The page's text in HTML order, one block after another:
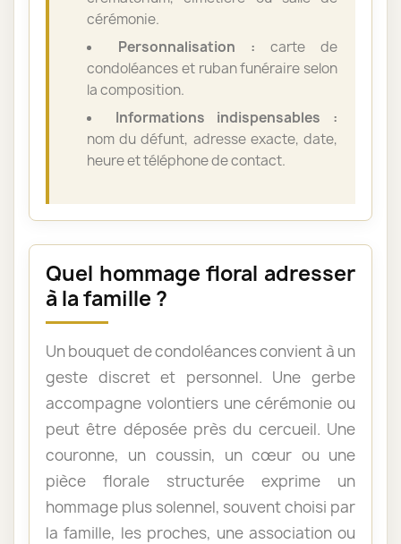
cérémonie.
Personnalisation : carte de
condoléances et ruban funéraire selon
la composition.
Informations indispensables :
nom du défunt, adresse exacte, date,
heure et téléphone de contact.
Quel hommage floral adresser
à la famille ?
Un bouquet de condoléances convient à un
geste discret et personnel. Une gerbe
accompagne volontiers une cérémonie ou
peut être déposée près du cercueil. Une
couronne, un coussin, un cœur ou une
pièce florale structurée exprime un
hommage plus solennel, souvent choisi par
la famille, les proches, une association ou